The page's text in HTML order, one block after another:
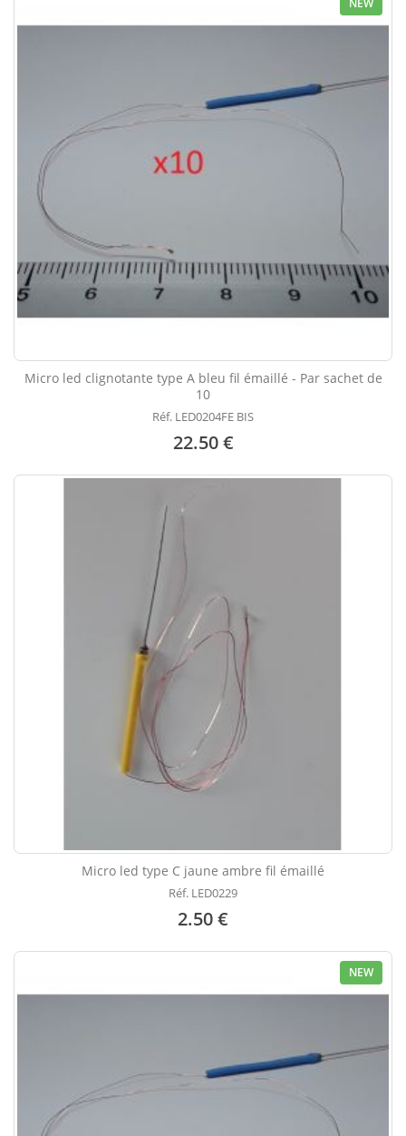
NEW
Micro led clignotante type A bleu fil émaillé - Par sachet de
10
Réf. LED0204FE BIS
22.50 €
Micro led type C jaune ambre fil émaillé
Réf. LED0229
2.50 €
NEW